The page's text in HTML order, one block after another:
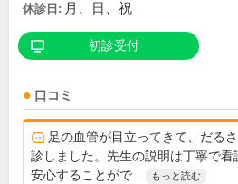
休診日: 月、日、祝
初診受付
口コミ
足の血管が目立ってきて、だる
診しました。先生の説明は丁寧で看
安心することがで...
もっと読む